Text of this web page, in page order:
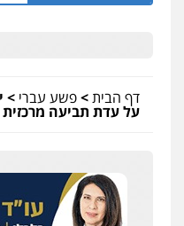
דף הבית>פשע עברי >
על עדת תביעה מרכזית